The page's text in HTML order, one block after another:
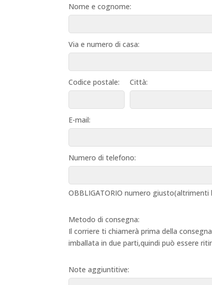
Nome e cognome:
Via e numero di casa:
Codice postale: Città:
E-mail:
Numero di telefono:
OBBLIGATORIO numero giusto(altrimenti
Metodo di consegna:
Il corriere ti chiamerà prima della
imballata in due parti,quindi può essere
Note aggiuntitive: